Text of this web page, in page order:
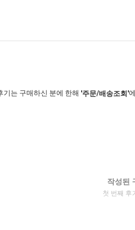
기는 구매하신 분에 한해 '주문/배송조회'
작성된
첫 번째 후